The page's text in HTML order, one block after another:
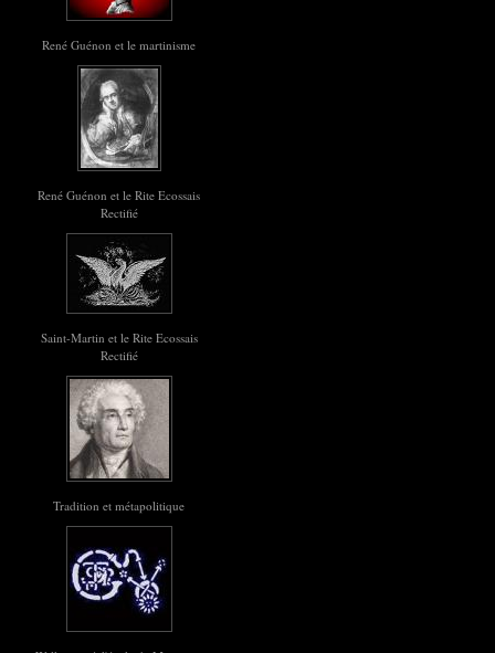
René Guénon et le martinisme
René Guénon et le Rite Ecossais
Rectifié
Saint-Martin et le Rite Ecossais
Rectifié
Tradition et métapolitique